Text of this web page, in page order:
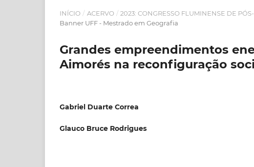
INÍCIO / ACERVO / 2023: CONGRESSO FLUMINENSE DE
Banner UFF - Mestrado em Geografia
Grandes empreendimentos
Aimorés na reconfiguração
Gabriel Duarte Correa
Glauco Bruce Rodrigues